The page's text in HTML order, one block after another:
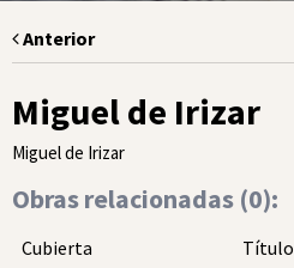
Anterior
Miguel de Irizar
Miguel de Irizar
Obras relacionadas (0):
Cubierta Título